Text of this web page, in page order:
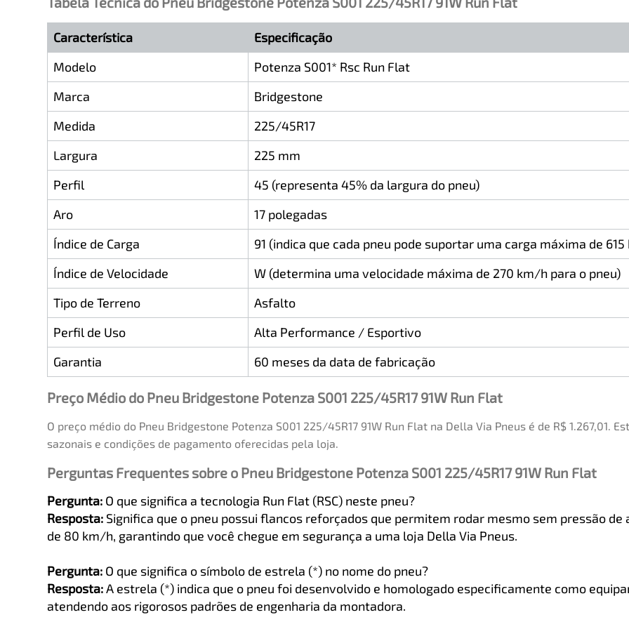
Característica
Especificação
Modelo
Potenza S001* Rsc Run Flat
Marca
Bridgestone
Medida
225/45R17
Largura
225 mm
Perfil
45 (representa 45% da largura do pneu)
Aro
17 polegadas
Índice de Carga
91 (indica que cada pneu pode suportar uma carga máxima de 615
Índice de Velocidade
W (determina uma velocidade máxima de 270 km/h para o pneu)
Tipo de Terreno
Asfalto
Perfil de Uso
Alta Performance / Esportivo
Garantia
60 meses da data de fabricação
Preço Médio do Pneu Bridgestone Potenza S001 225/45R17 91W Run Flat
O preço médio do Pneu Bridgestone Potenza S001 225/45R17 91W Run Flat na Della Via Pneus é de R$ 1.267,01.
sazonais e condições de pagamento oferecidas pela loja.
Perguntas Frequentes sobre o Pneu Bridgestone Potenza S001 225/45R17 91W Run Flat
Pergunta: O que significa a tecnologia Run Flat (RSC) neste pneu?
Resposta: Significa que o pneu possui flancos reforçados que permitem rodar mesmo sem pressão
de 80 km/h, garantindo que você chegue em segurança a uma loja Della Via Pneus.
Pergunta: O que significa o símbolo de estrela (*) no nome do pneu?
Resposta:A estrela (*) indica que o pneu foi desenvolvido e homologado especificamente como
atendendo aos rigorosos padrões de engenharia da montadora.